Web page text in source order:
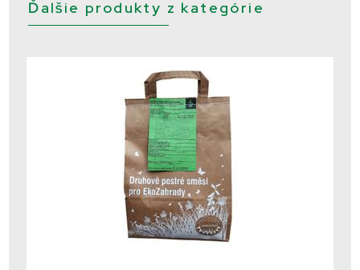
Ďalšie produkty z kategórie